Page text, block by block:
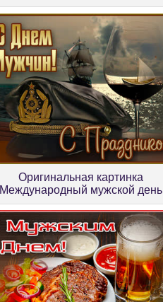
Оригинальная картинка
Международный мужской день